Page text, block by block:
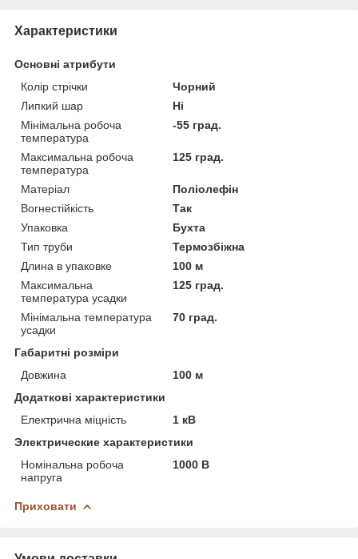
Характеристики
Основні атрибути
Колір стрічки
Чорний
Липкий шар
Ні
Мінімальна робоча
температура
-55 град.
Максимальна робоча
температура
125 град.
Матеріал
Поліолефін
Вогнестійкість
Так
Упаковка
Бухта
Тип труби
Термозбіжна
Длина в упаковке
100 м
Максимальна
температура усадки
125 град.
Мінімальна температура
усадки
70 град.
Габаритні розміри
Довжина
100 м
Додаткові характеристики
Електрична міцність
1 кВ
Электрические характеристики
Номінальна робоча
напруга
1000 В
Приховати